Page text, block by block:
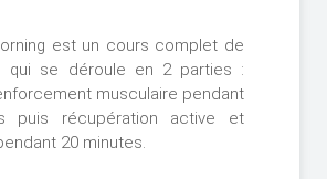
est un cours complet de
qui se déroule en 2 parties :
musculaire pendant
puis récupération active et
20 minutes.